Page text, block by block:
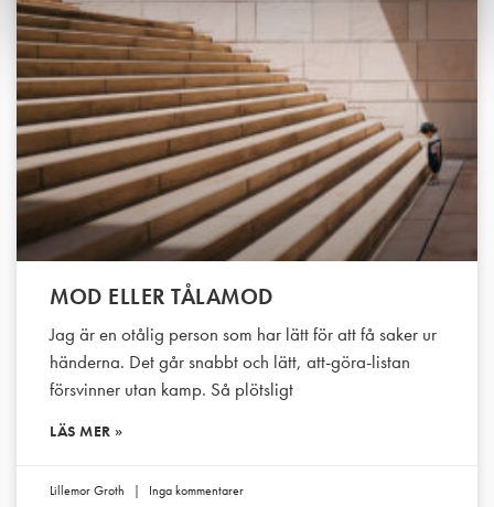
MOD ELLER TÅLAMOD
Jag är en otålig person som har lätt för att få saker ur
händerna. Det går snabbt och lätt, att-göra-listan
försvinner utan kamp. Så plötsligt
LÄS MER »
Lillemor Groth Inga kommentarer